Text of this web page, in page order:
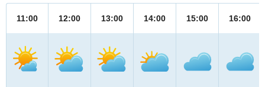
11:00 12:00 13:00 14:00 15:00 16:00